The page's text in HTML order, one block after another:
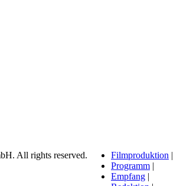
Filmproduktion |
Programm |
Empfang |
All rights reserved.